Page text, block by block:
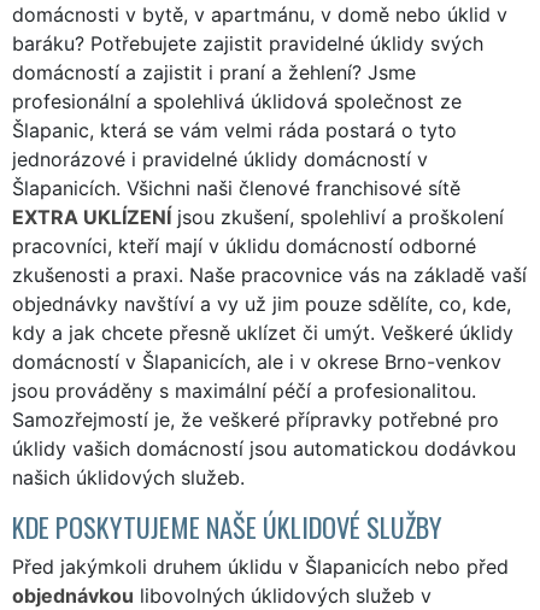
domácnosti v bytě, v apartmánu, v domě nebo úklid v
baráku? Potřebujete zajistit pravidelné úklidy svých
domácností a zajistit i praní a žehlení? Jsme
profesionální a spolehlivá úklidová společnost ze
Šlapanic, která se vám velmi ráda postará o tyto
jednorázové i pravidelné úklidy domácností v
Šlapanicích. Všichni naši členové franchisové sítě
EXTRA UKLÍZENÍ jsou zkušení, spolehliví a proškolení
pracovníci, kteří mají v úklidu domácností odborné
zkušenosti a praxi. Naše pracovnice vás na základě vaší
objednávky navštíví a vy už jim pouze sdělíte, co, kde,
kdy a jak chcete přesně uklízet či umýt. Veškeré úklidy
domácností v Šlapanicích, ale i v okrese Brno-venkov
jsou prováděny s maximální péčí a profesionalitou.
Samozřejmostí je, že veškeré přípravky potřebné pro
úklidy vašich domácností jsou automatickou dodávkou
našich úklidových služeb.
KDE POSKYTUJEME NAŠE ÚKLIDOVÉ SLUŽBY
Před jakýmkoli druhem úklidu v Šlapanicích nebo před
objednávkou libovolných úklidových služeb v